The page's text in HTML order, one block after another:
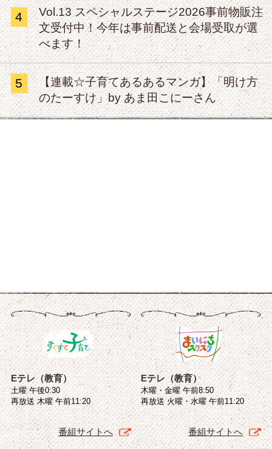
4
Vol.13 スペシャルステージ2026事前物販注
文受付中！今年は事前配送と会場受取が選
べます！
5
【連載☆子育てあるあるマンガ】「明け方
のたーすけ」by あま田こにーさん
Eテレ（教育）
土曜 午後0:30
再放送 木曜 午前11:20
番組サイトへ
Eテレ（教育）
木曜・金曜 午前8:50
再放送 火曜・水曜 午前11:20
番組サイトへ